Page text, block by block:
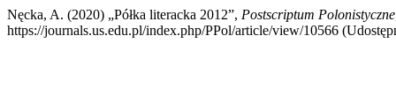
Nęcka, A. (2020) „Półka literacka 2012”, Postscriptum Polonistyczne
https://journals.us.edu.pl/index.php/PPol/article/view/10566